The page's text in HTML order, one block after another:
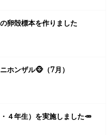
卵殻標本を作りました
ホンザル🐵（7月）
４年生）を実施しました🥕